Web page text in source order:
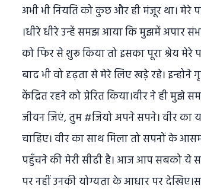
अभी भी नियति को कुछ और ही मंजूर था। मेरे
।धीरे धीरे उन्हें समझ आया कि मुझमें अपार
को फिर से शुरू किया तो इसका पूरा श्रेय मेरे
बाद भी वो दृढ़ता से मेरे लिए खड़े रहे। इन्होने
केंद्रित रहने को प्रेरित किया।वीर ने ही
जीवन जिएं, तुम #जियो अपने सपने। वीर का
चाहिए। वीर का साथ मिला तो सपनों के
पहुँचने की मेरी सीढी है। आज आप सबको ये
पर नहीं उनकी योग्यता के आधार पर